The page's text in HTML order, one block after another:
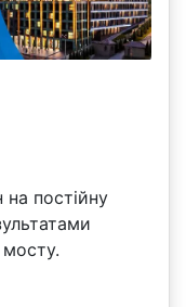
постійну
мосту.